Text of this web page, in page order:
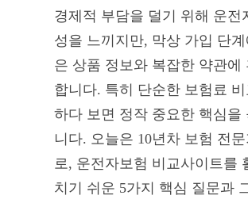
경제적 부담을 덜기 위해 운전
성을 느끼지만, 막상 가입 단
은 상품 정보와 복잡한 약관에
합니다. 특히 단순한 보험료
하다 보면 정작 중요한 핵심을
니다. 오늘은 10년차 보험 전
로, 운전자보험 비교사이트를
치기 쉬운 5가지 핵심 질문과